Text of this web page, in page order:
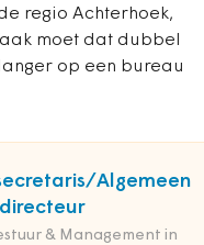
regio Achterhoek,
moet dat dubbel
op een bureau
Algemeen
directeur
& Management in